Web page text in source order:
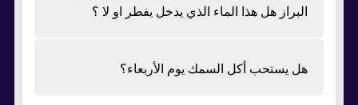
البراز هل هذا الماء الذي يدخل يفطر او لا ؟
هل يستحب أكل السمك يوم الأربعاء؟